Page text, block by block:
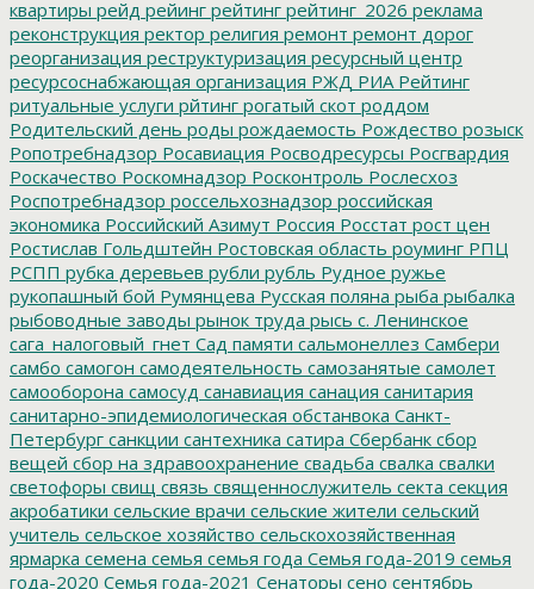
квартиры рейд рейинг рейтинг рейтинг_2026 реклама
реконструкция ректор религия ремонт ремонт дорог
реорганизация реструктуризация ресурсный центр
ресурсоснабжающая организация РЖД РИА Рейтинг
ритуальные услуги рйтинг рогатый скот роддом
Родительский день роды рождаемость Рождество розыск
Ропотребнадзор Росавиация Росводресурсы Росгвардия
Роскачество Роскомнадзор Росконтроль Рослесхоз
Роспотребнадзор россельхознадзор российская
экономика Российский Азимут Россия Росстат рост цен
Ростислав Гольдштейн Ростовская область роуминг РПЦ
РСПП рубка деревьев рубли рубль Рудное ружье
рукопашный бой Румянцева Русская поляна рыба рыбалка
рыбоводные заводы рынок труда рысь с. Ленинское
сага_налоговый_гнет Сад памяти сальмонеллез Самбери
самбо самогон самодеятельность самозанятые самолет
самооборона самосуд санавиация санация санитария
санитарно-эпидемиологическая обстанвока Санкт-
Петербург санкции сантехника сатира Сбербанк сбор
вещей сбор на здравоохранение свадьба свалка свалки
светофоры свищ связь священнослужитель секта секция
акробатики сельские врачи сельские жители сельский
учитель сельское хозяйство сельскохозяйственная
ярмарка семена семья семья года Семья года-2019 семья
года-2020 Семья года-2021 Сенаторы сено сентябрь